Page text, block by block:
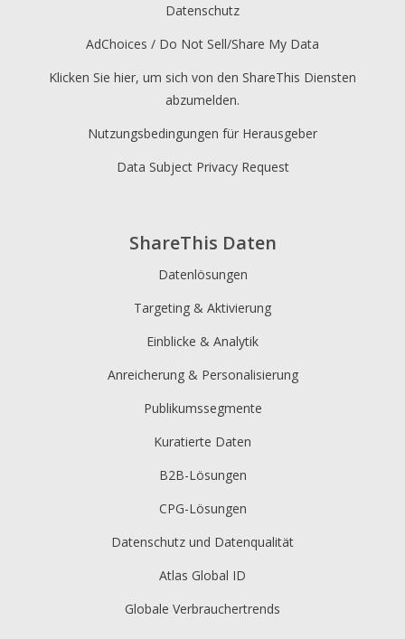
ShareThis Daten
Datenlösungen
Targeting & Aktivierung
Einblicke & Analytik
Anreicherung & Personalisierung
Publikumssegmente
Kuratierte Daten
B2B-Lösungen
CPG-Lösungen
Datenschutz und Datenqualität
Atlas Global ID
Globale Verbrauchertrends
Datenschutz
AdChoices / Do Not Sell/Share My Data
Klicken Sie hier, um sich von den ShareThis Diensten
abzumelden.
Nutzungsbedingungen für Herausgeber
Data Subject Privacy Request